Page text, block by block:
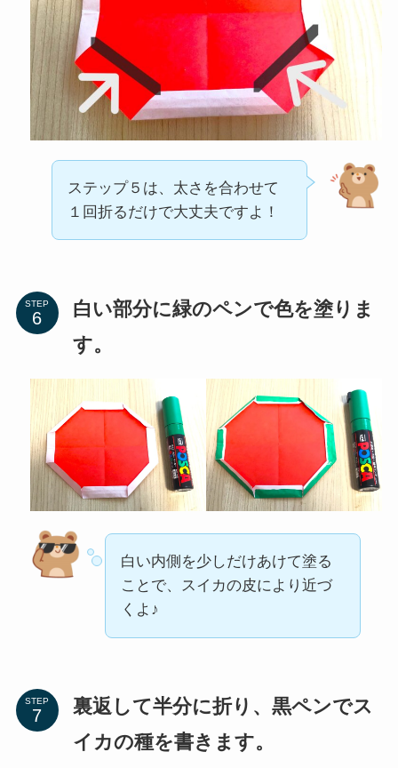
ステップ５は、太さを合わせて
１回折るだけで大丈夫ですよ！
STEP
白い部分に緑のペンで色を塗りま
す。
白い内側を少しだけあけて塗る
ことで、スイカの皮により近づ
くよ♪
STEP
裏返して半分に折り、黒ペンでス
イカの種を書きます。